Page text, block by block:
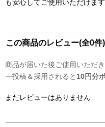
も安心してご使用いただけます
この商品のレビュー(全0件)
商品が届いた後ご使用いただき
ー投稿＆採用されると 10円分
まだレビューはありません